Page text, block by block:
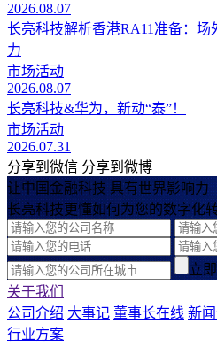
2026.08.07
长亮科技解析香港RA11准备：
力
市场活动
2026.08.07
长亮科技&华为，新动“泰”！
市场活动
2026.07.31
分享到微信 分享到微博
让中国金融科技 具有世界影响力
长亮科技更懂如何为您的数字化
立
关于我们
公司介绍 大事记 董事长在线 新
行业方案